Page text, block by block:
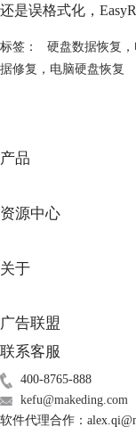
还是误格式化，
标签： 硬盘数据恢复 ，
据修复 ， 电脑硬盘恢复
产品
资源中心
关于
广告联盟
联系客服
400-8765-888
kefu@makeding.com
软件代理合作：